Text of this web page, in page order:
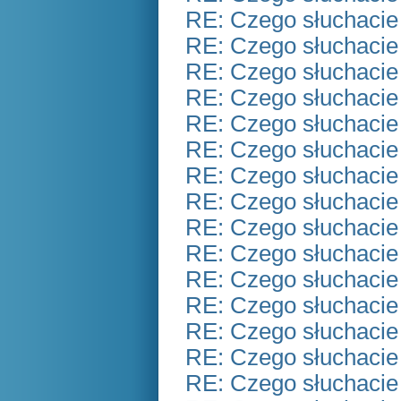
RE: Czego
RE: Czego
RE: Czego
RE: Czego
RE: Czego
RE: Czego
RE: Czego
RE: Czego
RE: Czego
RE: Czego
RE: Czego
RE: Czego
RE: Czego
RE: Czego
RE: Czego